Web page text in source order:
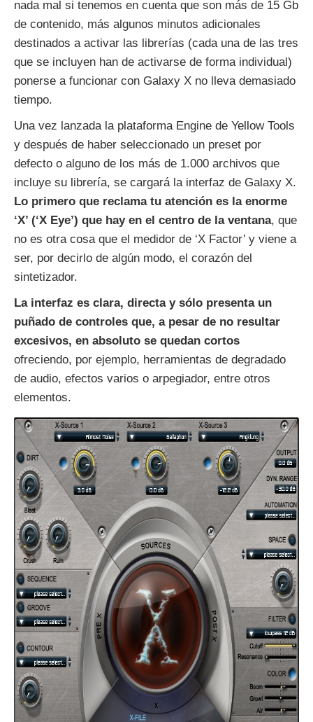
nada mal si tenemos en cuenta que son más de 15 Gb
de contenido, más algunos minutos adicionales
destinados a activar las librerías (cada una de las tres
que se incluyen han de activarse de forma individual)
ponerse a funcionar con Galaxy X no lleva demasiado
tiempo.
Una vez lanzada la plataforma Engine de Yellow Tools
y después de haber seleccionado un preset por
defecto o alguno de los más de 1.000 archivos que
incluye su librería, se cargará la interfaz de Galaxy X.
Lo primero que reclama tu atención es la enorme
‘X’ (‘X Eye’) que hay en el centro de la ventana, que
no es otra cosa que el medidor de ‘X Factor’ y viene a
ser, por decirlo de algún modo, el corazón del
sintetizador.
La interfaz es clara, directa y sólo presenta un
puñado de controles que, a pesar de no resultar
excesivos, en absoluto se quedan cortos
ofreciendo, por ejemplo, herramientas de degradado
de audio, efectos varios o arpegiador, entre otros
elementos.